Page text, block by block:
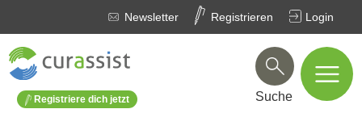
Login
Registrieren
Newsletter
Registriere dich jetzt Suche